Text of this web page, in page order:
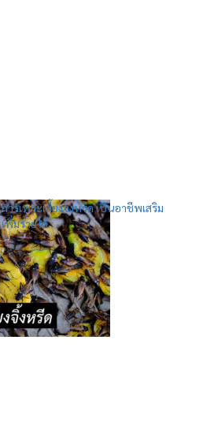
การเพาะเลี้ยงจิ้งหรีด เป็นอาชีพเสริม
เพิ่มรายได้